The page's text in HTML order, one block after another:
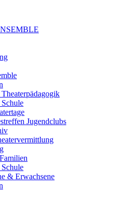
Jugendclubs
& Erwachsene